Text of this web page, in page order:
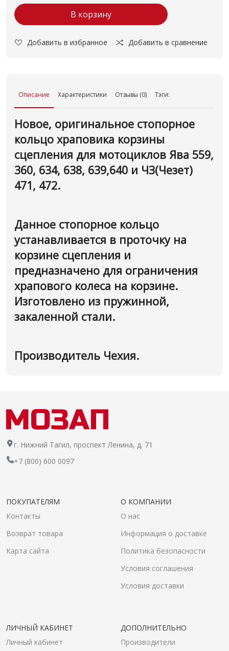
В корзину
Добавить в избранное Добавить в сравнение
Описание Характеристики Отзывы (0) Тэги:
Новое, оригинальное стопорное
кольцо храповика корзины
сцепления для мотоциклов Ява 559,
360, 634, 638, 639,640 и ЧЗ(Чезет)
471, 472.
Данное стопорное кольцо
устанавливается в проточку на
корзине сцепления и
предназначено для ограничения
храпового колеса на корзине.
Изготовлено из пружинной,
закаленной стали.
Производитель Чехия.
г. Нижний Тагил, проспект Ленина, д. 71
+7 (800) 600 0097
ПОКУПАТЕЛЯМ
Контакты
Возврат товара
Карта сайта
О КОМПАНИИ
О нас
Информация о доставке
Политика безопасности
Условия соглашения
Условия доставки
ЛИЧНЫЙ КАБИНЕТ
Личный кабинет
ДОПОЛНИТЕЛЬНО
Производители